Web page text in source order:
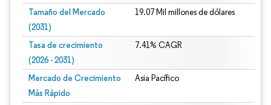
Tamaño del Mercado
(2031)
19.07 Mil millones de dólares
Tasa de crecimiento
(2026 - 2031)
7.41% CAGR
Mercado de Crecimiento
Más Rápido
Asia Pacífico